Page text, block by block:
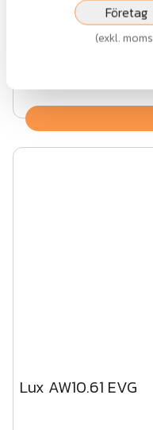
Lux AW10.61 EVG
Företag
(exkl. moms